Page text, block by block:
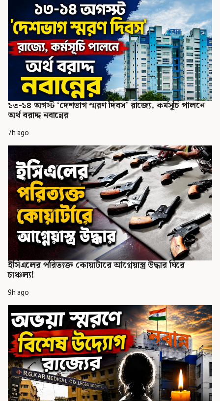
১৩-১৪ অগস্ট ‘দেশভাগ স্মরণ দিবস’ রাজ্যে, কর্মসূচি পালনে
অর্থ বরাদ্দ নবান্নের
7h ago
ইসিএলের পরিত্যক্ত কোয়ার্টারে আগ্নেয়াস্ত্র উদ্ধার ঘিরে
চাঞ্চল্য!
9h ago